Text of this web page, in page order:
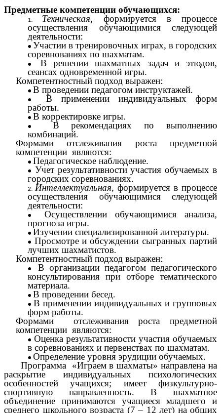
Предметные компетенции обучающихся:
Техническая, формируется в процессе
осуществления обучающимися следующей
деятельности:
Участии в тренировочных играх, в городских
соревнованиях по шахматам.
В решении шахматных задач и этюдов,
сеансах одновременной игры.
Компетентностный подход выражен:
В проведении педагогом инструктажей.
В применении индивидуальных форм
работы.
В корректировке игры.
В рекомендациях по выполнению
комбинаций.
Формами отслеживания роста предметной
компетенции являются:
Педагогическое наблюдение.
Учет результативности участия обучаемых в
городских соревнованиях.
Интеллектуальная, формируется в процессе
осуществления обучающимися следующей
деятельности:
Осуществлении обучающимися анализа,
прогноза игры.
Изучении специализированной литературы.
Просмотре и обсуждении сыгранных партий
лучших шахматистов.
Компетентностный подход выражен:
В организации педагогом педагогического
консультирования при отборе тематического
материала.
В проведении бесед.
В применении индивидуальных и групповых
форм работы.
Формами отслеживания роста предметной
компетенции являются:
Оценка результативности участия обучаемых
в соревнованиях и первенствах по шахматам.
Определение уровня эрудиции обучаемых.
Программа «Играем в шахматы» направлена на
раскрытие индивидуальных психологических
особенностей учащихся; имеет физкультурно-
спортивную направленность. В шахматное
объединение принимаются учащиеся младшего и
среднего школьного возраста (7 – 12 лет) на общих